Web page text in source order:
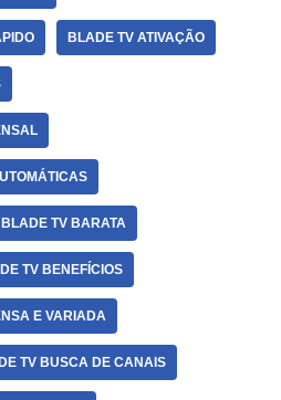
BLADE TV ATIVAÇÃO
BLADE TV BARATA
TV BENEFÍCIOS
E VARIADA
TV BUSCA DE CANAIS